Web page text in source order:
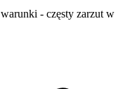
- częsty zarzut w